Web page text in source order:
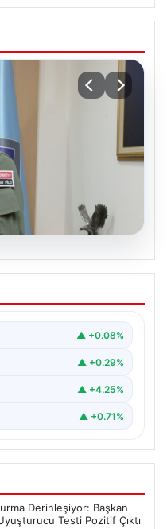
Yeni Hava
Dalkıran’ın
▲ +0.08%
▲ +0.29%
▲ +4.25%
▲ +0.71%
Derinleşiyor: Başkan
Testi Pozitif Çıktı